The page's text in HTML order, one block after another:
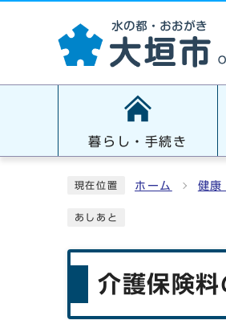
暮らし・手続き
現在位置 ホーム 健康
あしあと
介護保険料